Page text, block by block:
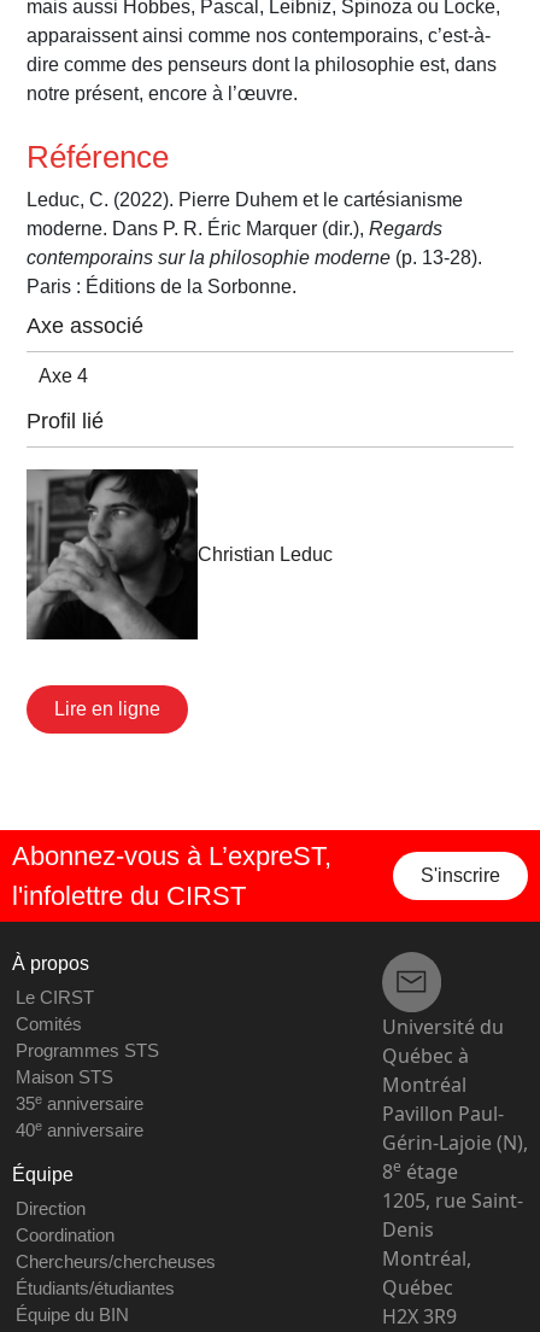
mais aussi Hobbes, Pascal, Leibniz, Spinoza ou Locke,
apparaissent ainsi comme nos contemporains, c’est-à-
dire comme des penseurs dont la philosophie est, dans
notre présent, encore à l’œuvre.
Référence
Leduc, C. (2022). Pierre Duhem et le cartésianisme
moderne. Dans P. R. Éric Marquer (dir.),Regards
contemporains sur la philosophie moderne (p. 13-28).
Paris : Éditions de la Sorbonne.
Axe associé
Axe 4
Profil lié
Christian Leduc
Lire en ligne
Abonnez-vous à L’expreST,
l'infolettre du CIRST
S'inscrire
À propos
Le CIRST
Comités
Programmes STS
Maison STS
35eanniversaire
40eanniversaire
Équipe
Direction
Coordination
Chercheurs/chercheuses
Étudiants/étudiantes
Équipe du BIN
Université du
Québec à
Montréal
Pavillon Paul-
Gérin-Lajoie (N),
8e étage
1205, rue Saint-
Denis
Montréal,
Québec
H2X 3R9